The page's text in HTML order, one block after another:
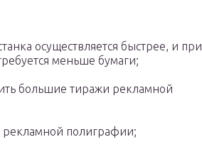
осуществляется быстрее, и при
меньше бумаги;
большие тиражи рекламной
рекламной полиграфии;